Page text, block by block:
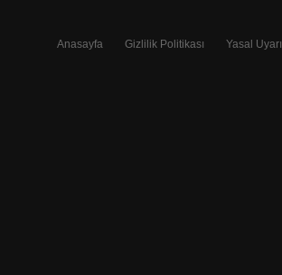
Anasayfa Gizlilik Politikası Yasal Uyarı